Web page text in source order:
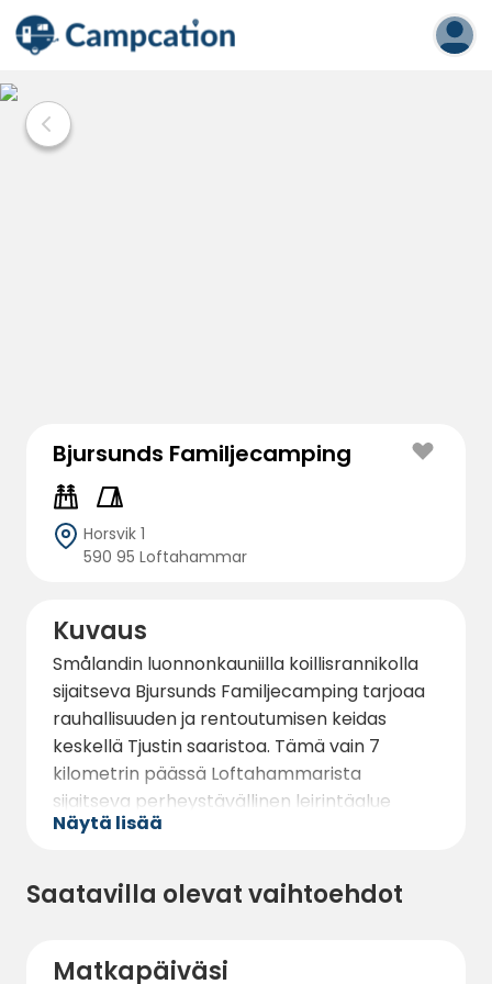
Bjursunds Familjecamping
Horsvik 1
590 95 Loftahammar
Kuvaus
Smålandin luonnonkauniilla koillisrannikolla
sijaitseva Bjursunds Familjecamping tarjoaa
rauhallisuuden ja rentoutumisen keidas
keskellä Tjustin saaristoa. Tämä vain 7
kilometrin päässä Loftahammarista
sijaitseva perheystävällinen leirintäalue
tarjoaa upeat puitteet sekä rentoutumiseen
varustettu, ja siellä on laaja valikoima
mukavuuksia, jotka tekevät vierailustasi
Bjursunds Familjecampingillä on suuri määrä
Näytä lisää
Saatavilla olevat vaihtoehdot
Matkapäiväsi